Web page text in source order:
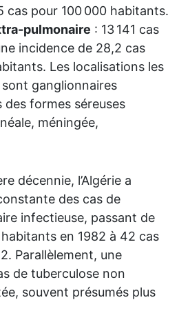
cas pour 100 000 habitants.
pulmonaire : 13 141 cas
incidence de 28,2 cas
Les localisations les
ganglionnaires
des formes séreuses
méningée,
décennie, l’Algérie a
des cas de
infectieuse, passant de
en 1982 à 42 cas
Parallèlement, une
de tuberculose non
souvent présumés plus